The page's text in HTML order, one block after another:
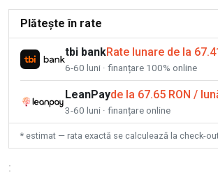
Plătește în rate
tbi bankRate lunare de la
6-60 luni · finanțare 100% online
LeanPayde la 67.65 RON /
3-60 luni · finanțare online
* estimat — rata exactă se calculează la check-
: